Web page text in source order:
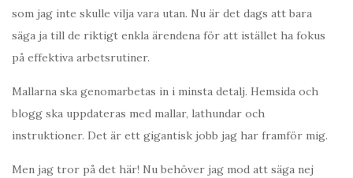
som jag inte skulle vilja vara utan. Nu är det dags att bara
säga ja till de riktigt enkla ärendena för att istället ha fokus
på effektiva arbetsrutiner.
Mallarna ska genomarbetas in i minsta detalj. Hemsida och
blogg ska uppdateras med mallar, lathundar och
instruktioner. Det är ett gigantisk jobb jag har framför mig.
Men jag tror på det här! Nu behöver jag mod att säga nej